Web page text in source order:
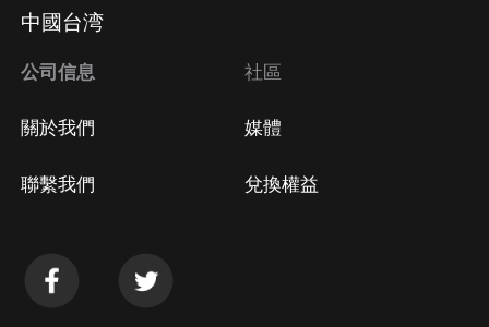
中國台湾
公司信息
關於我們
聯繫我們
社區
媒體
兌換權益